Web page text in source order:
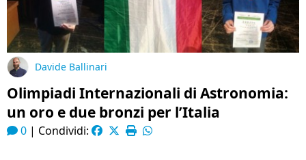
Davide Ballinari
Olimpiadi Internazionali di Astronomia:
un oro e due bronzi per l’Italia
0 | Condividi: